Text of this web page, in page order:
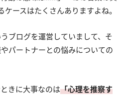
ースはたくさんありますよね。
ブログを運営していまして、そ
パートナーとの悩みについての
きに大事なのは「心理を推察す